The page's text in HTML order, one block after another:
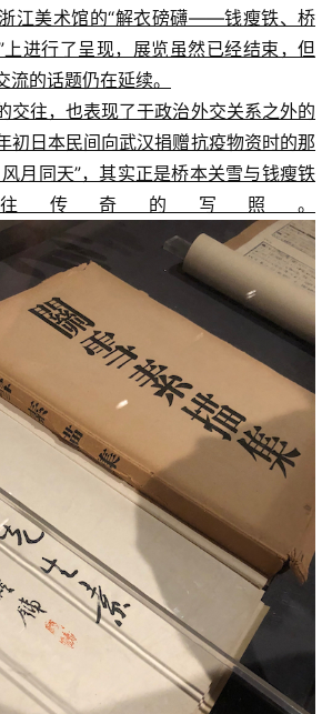
江美术馆的“解衣磅礴——钱瘦铁、桥
进行了呈现，展览虽然已经结束，但
的话题仍在延续。
交往，也表现了于政治外交关系之外的
初日本民间向武汉捐赠抗疫物资时的那
月同天”，其实正是桥本关雪与钱瘦铁
传奇的写照。